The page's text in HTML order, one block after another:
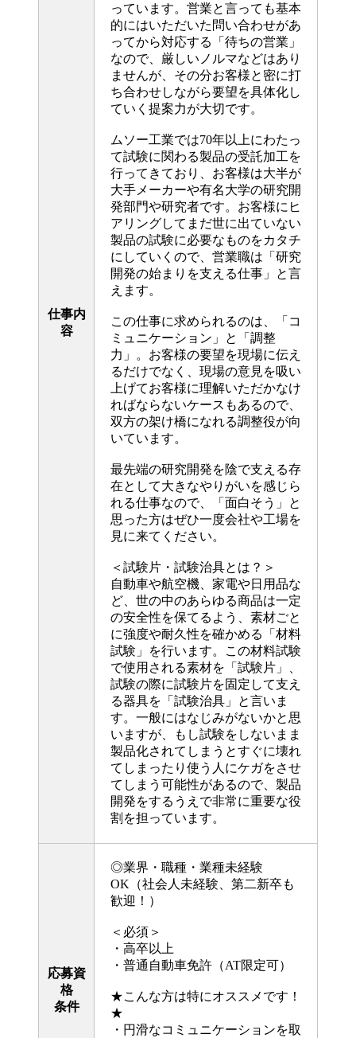
仕事内
容
っています。営業と言っても基本
的にはいただいた問い合わせがあ
ってから対応する「待ちの営業」
なので、厳しいノルマなどはあり
ませんが、その分お客様と密に打
ち合わせしながら要望を具体化し
ていく提案力が大切です。
ムソー工業では70年以上にわたっ
て試験に関わる製品の受託加工を
行ってきており、お客様は大半が
大手メーカーや有名大学の研究開
発部門や研究者です。お客様にヒ
アリングしてまだ世に出ていない
製品の試験に必要なものをカタチ
にしていくので、営業職は「研究
開発の始まりを支える仕事」と言
えます。
この仕事に求められるのは、「コ
ミュニケーション」と「調整
力」。お客様の要望を現場に伝え
るだけでなく、現場の意見を吸い
上げてお客様に理解いただかなけ
ればならないケースもあるので、
双方の架け橋になれる調整役が向
いています。
最先端の研究開発を陰で支える存
在として大きなやりがいを感じら
れる仕事なので、「面白そう」と
思った方はぜひ一度会社や工場を
見に来てください。
＜試験片・試験治具とは？＞
自動車や航空機、家電や日用品な
ど、世の中のあらゆる商品は一定
の安全性を保てるよう、素材ごと
に強度や耐久性を確かめる「材料
試験」を行います。この材料試験
で使用される素材を「試験片」、
試験の際に試験片を固定して支え
る器具を「試験治具」と言いま
す。一般にはなじみがないかと思
いますが、もし試験をしないまま
製品化されてしまうとすぐに壊れ
てしまったり使う人にケガをさせ
てしまう可能性があるので、製品
開発をするうえで非常に重要な役
割を担っています。
応募資
格
条件
◎業界・職種・業種未経験
OK（社会人未経験、第二新卒も
歓迎！）
＜必須＞
・高卒以上
・普通自動車免許（AT限定可）
★こんな方は特にオススメです！
★
・円滑なコミュニケーションを取